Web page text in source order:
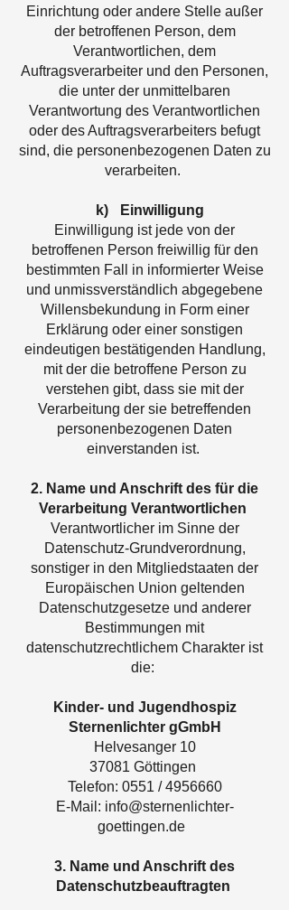
Einrichtung oder andere Stelle außer
der betroffenen Person, dem
Verantwortlichen, dem
Auftragsverarbeiter und den Personen,
die unter der unmittelbaren
Verantwortung des Verantwortlichen
oder des Auftragsverarbeiters befugt
sind, die personenbezogenen Daten zu
verarbeiten.
k) Einwilligung
Einwilligung ist jede von der
betroffenen Person freiwillig für den
bestimmten Fall in informierter Weise
und unmissverständlich abgegebene
Willensbekundung in Form einer
Erklärung oder einer sonstigen
eindeutigen bestätigenden Handlung,
mit der die betroffene Person zu
verstehen gibt, dass sie mit der
Verarbeitung der sie betreffenden
personenbezogenen Daten
einverstanden ist.
2. Name und Anschrift des für die
Verarbeitung Verantwortlichen
Verantwortlicher im Sinne der
Datenschutz-Grundverordnung,
sonstiger in den Mitgliedstaaten der
Europäischen Union geltenden
Datenschutzgesetze und anderer
Bestimmungen mit
datenschutzrechtlichem Charakter ist
die:
Kinder- und Jugendhospiz
Sternenlichter gGmbH
Helvesanger 10
37081 Göttingen
Telefon: 0551 / 4956660
E-Mail: info@sternenlichter-
goettingen.de
3. Name und Anschrift des
Datenschutzbeauftragten